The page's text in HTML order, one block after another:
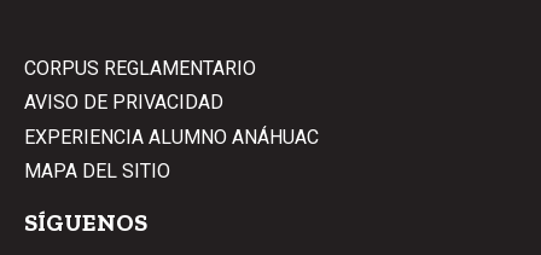
CORPUS REGLAMENTARIO
AVISO DE PRIVACIDAD
EXPERIENCIA ALUMNO ANÁHUAC
MAPA DEL SITIO
SÍGUENOS